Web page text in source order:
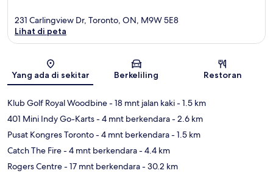
Peta
231 Carlingview Dr, Toronto, ON, M9W 5E8
Lihat di peta
Yang ada di sekitar Berkeliling Restoran
Klub Golf Royal Woodbine- 18 mnt jalan kaki- 1.5 km
401 Mini Indy Go-Karts- 4 mnt berkendara- 2.6 km
Pusat Kongres Toronto- 4 mnt berkendara- 1.5 km
Catch The Fire- 4 mnt berkendara- 4.4 km
Rogers Centre- 17 mnt berkendara- 30.2 km